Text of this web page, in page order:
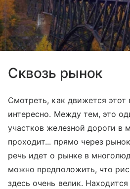
Сквозь рынок
Смотреть, как движется этот
интересно. Между тем, это
участков железной дороги в
проходит... прямо через
речь идет о рынке в
можно предположить, что
здесь очень велик.